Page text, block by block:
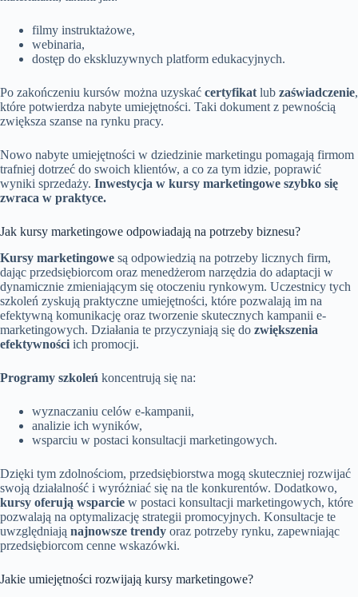
filmy instruktażowe,
webinaria,
dostęp do ekskluzywnych platform edukacyjnych.
Po zakończeniu kursów można uzyskać certyfikat lub zaświadczenie,
które potwierdza nabyte umiejętności. Taki dokument z pewnością
zwiększa szanse na rynku pracy.
Nowo nabyte umiejętności w dziedzinie marketingu pomagają firmom
trafniej dotrzeć do swoich klientów, a co za tym idzie, poprawić
wyniki sprzedaży. Inwestycja w kursy marketingowe szybko się
zwraca w praktyce.
Jak kursy marketingowe odpowiadają na potrzeby biznesu?
Kursy marketingowe są odpowiedzią na potrzeby licznych firm,
dając przedsiębiorcom oraz menedżerom narzędzia do adaptacji w
dynamicznie zmieniającym się otoczeniu rynkowym. Uczestnicy tych
szkoleń zyskują praktyczne umiejętności, które pozwalają im na
efektywną komunikację oraz tworzenie skutecznych kampanii e-
marketingowych. Działania te przyczyniają się do zwiększenia
efektywności ich promocji.
Programy szkoleń koncentrują się na:
wyznaczaniu celów e-kampanii,
analizie ich wyników,
wsparciu w postaci konsultacji marketingowych.
Dzięki tym zdolnościom, przedsiębiorstwa mogą skuteczniej rozwijać
swoją działalność i wyróżniać się na tle konkurentów. Dodatkowo,
kursy oferują wsparcie w postaci konsultacji marketingowych, które
pozwalają na optymalizację strategii promocyjnych. Konsultacje te
uwzględniają najnowsze trendy oraz potrzeby rynku, zapewniając
przedsiębiorcom cenne wskazówki.
Jakie umiejętności rozwijają kursy marketingowe?